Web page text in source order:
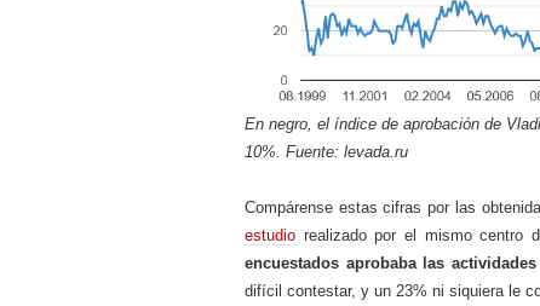
En negro, el índice de aprobación de
10%. Fuente: levada.ru
Compárense estas cifras por las
estudio realizado por el mismo centro
encuestados aprobaba las
difícil contestar, y un 23% ni siquiera le